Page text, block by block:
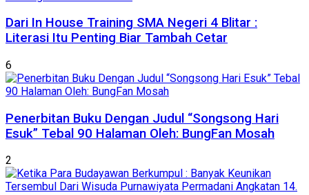
Dari In House Training SMA Negeri 4 Blitar :
Literasi Itu Penting Biar Tambah Cetar
6
Penerbitan Buku Dengan Judul “Songsong Hari
Esuk” Tebal 90 Halaman Oleh: BungFan Mosah
2